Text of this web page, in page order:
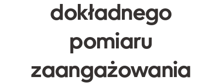
dokładnego
pomiaru
zaangażowania